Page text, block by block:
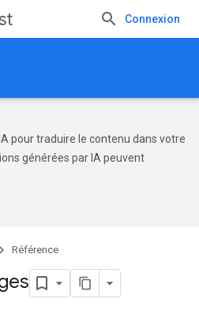
Connexion
pour traduire le contenu dans votre
générées par IA peuvent
Référence